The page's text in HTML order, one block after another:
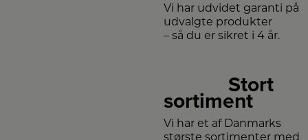
Vi har udvidet garanti på
udvalgte produkter
– så du er sikret i 4 år.
Stort
sortiment
Vi har et af Danmarks
største sortimenter med